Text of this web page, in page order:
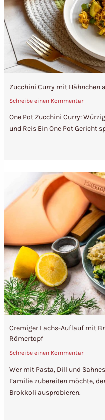
Zucchini Curry mit Hähnchen
Schreibe einen Kommentar
One Pot Zucchini Curry:
und Reis Ein One Pot Gericht
Cremiger Lachs-Auflauf mit
Römertopf
Schreibe einen Kommentar
Wer mit Pasta, Dill und
Familie zubereiten möchte,
Brokkoli ausprobieren.